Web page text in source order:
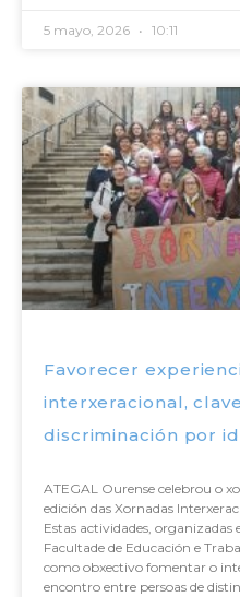
5 mayo, 2026 10:11
Favorecer
interxeracional,
discriminación por
ATEGAL Ourense celebrou o
edición das Xornadas
Estas actividades,
Facultade de Educación e
como obxectivo fomentar o
encontro entre persoas de